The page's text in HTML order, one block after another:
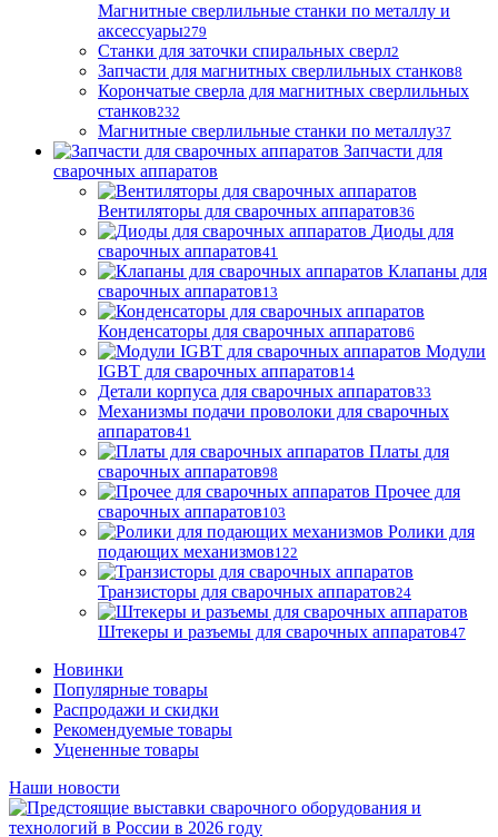
Магнитные сверлильные станки по металлу и
аксессуары279
Станки для заточки спиральных сверл2
Запчасти для магнитных сверлильных станков8
Корончатые сверла для магнитных сверлильных
станков232
Магнитные сверлильные станки по металлу37
Запчасти для
сварочных аппаратов
Вентиляторы для сварочных аппаратов36
Диоды для
сварочных аппаратов41
Клапаны для
сварочных аппаратов13
Конденсаторы для сварочных аппаратов6
Модули
IGBT для сварочных аппаратов14
Детали корпуса для сварочных аппаратов33
Механизмы подачи проволоки для сварочных
аппаратов41
Платы для
сварочных аппаратов98
Прочее для
сварочных аппаратов103
Ролики для
подающих механизмов122
Транзисторы для сварочных аппаратов24
Штекеры и разъемы для сварочных аппаратов47
Новинки
Популярные товары
Распродажи и скидки
Рекомендуемые товары
Уцененные товары
Наши новости